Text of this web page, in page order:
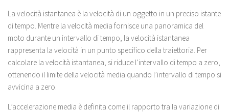
La velocità istantanea è la velocità di un oggetto in un preciso istante
di tempo. Mentre la velocità media fornisce una panoramica del
moto durante un intervallo di tempo, la velocità istantanea
rappresenta la velocità in un punto specifico della traiettoria. Per
calcolare la velocità istantanea, si riduce l’intervallo di tempo a zero,
ottenendo il limite della velocità media quando l’intervallo di tempo si
avvicina a zero.
L’accelerazione media è definita come il rapporto tra la variazione di